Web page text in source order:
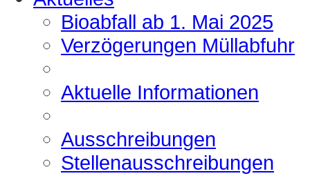
Bioabfall ab 1. Mai 2025
Verzögerungen Müllabfuhr
Aktuelle Informationen
Ausschreibungen
Stellenausschreibungen